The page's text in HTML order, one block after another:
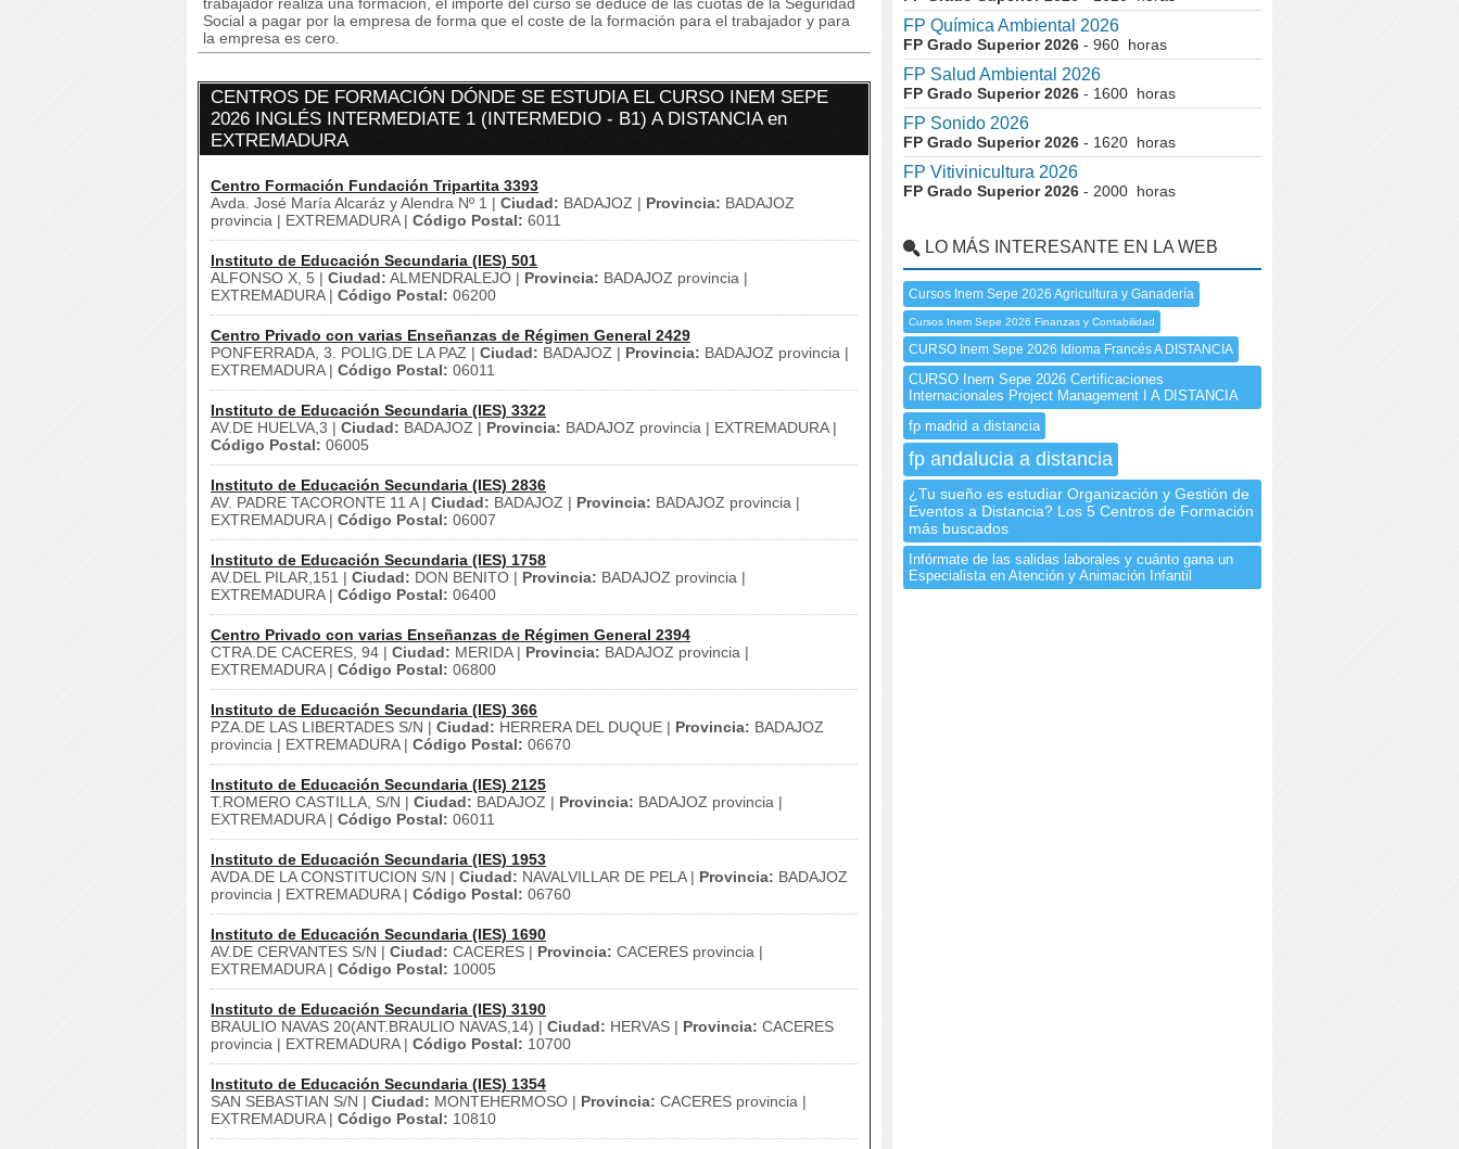
Social a pagar por la empresa de forma que el coste de la formación para el trabajador y para
la empresa es cero.
CENTROS DE FORMACIÓN DÓNDE SE ESTUDIA EL CURSO INEM SEPE
2026 INGLÉS INTERMEDIATE 1 (INTERMEDIO - B1) A DISTANCIA en
EXTREMADURA
Centro Formación Fundación Tripartita 3393
Avda. José María Alcaráz y Alendra Nº 1 | Ciudad: BADAJOZ | Provincia: BADAJOZ
provincia | EXTREMADURA | Código Postal: 6011
Instituto de Educación Secundaria (IES) 501
ALFONSO X, 5 | Ciudad: ALMENDRALEJO | Provincia: BADAJOZ provincia |
EXTREMADURA | Código Postal: 06200
Centro Privado con varias Enseñanzas de Régimen General 2429
PONFERRADA, 3. POLIG.DE LA PAZ | Ciudad: BADAJOZ | Provincia: BADAJOZ provincia |
EXTREMADURA | Código Postal: 06011
Instituto de Educación Secundaria (IES) 3322
AV.DE HUELVA,3 | Ciudad: BADAJOZ | Provincia: BADAJOZ provincia | EXTREMADURA |
Código Postal: 06005
Instituto de Educación Secundaria (IES) 2836
AV. PADRE TACORONTE 11 A | Ciudad: BADAJOZ | Provincia: BADAJOZ provincia |
EXTREMADURA | Código Postal: 06007
Instituto de Educación Secundaria (IES) 1758
AV.DEL PILAR,151 | Ciudad: DON BENITO | Provincia: BADAJOZ provincia |
EXTREMADURA | Código Postal: 06400
Centro Privado con varias Enseñanzas de Régimen General 2394
CTRA.DE CACERES, 94 | Ciudad: MERIDA | Provincia: BADAJOZ provincia |
EXTREMADURA | Código Postal: 06800
Instituto de Educación Secundaria (IES) 366
PZA.DE LAS LIBERTADES S/N | Ciudad: HERRERA DEL DUQUE | Provincia: BADAJOZ
provincia | EXTREMADURA | Código Postal: 06670
Instituto de Educación Secundaria (IES) 2125
T.ROMERO CASTILLA, S/N | Ciudad: BADAJOZ | Provincia: BADAJOZ provincia |
EXTREMADURA | Código Postal: 06011
Instituto de Educación Secundaria (IES) 1953
AVDA.DE LA CONSTITUCION S/N | Ciudad: NAVALVILLAR DE PELA | Provincia: BADAJOZ
provincia | EXTREMADURA | Código Postal: 06760
Instituto de Educación Secundaria (IES) 1690
AV.DE CERVANTES S/N | Ciudad: CACERES | Provincia: CACERES provincia |
EXTREMADURA | Código Postal: 10005
Instituto de Educación Secundaria (IES) 3190
BRAULIO NAVAS 20(ANT.BRAULIO NAVAS,14) | Ciudad: HERVAS | Provincia: CACERES
provincia | EXTREMADURA | Código Postal: 10700
Instituto de Educación Secundaria (IES) 1354
SAN SEBASTIAN S/N | Ciudad: MONTEHERMOSO | Provincia: CACERES provincia |
EXTREMADURA | Código Postal: 10810
FP Química Ambiental 2026
FP Grado Superior 2026 - 960 horas
FP Salud Ambiental 2026
FP Grado Superior 2026 - 1600 horas
FP Sonido 2026
FP Grado Superior 2026 - 1620 horas
FP Vitivinicultura 2026
FP Grado Superior 2026 - 2000 horas
LO MÁS INTERESANTE EN LA WEB
Cursos Inem Sepe 2026 Agricultura y Ganadería
Cursos Inem Sepe 2026 Finanzas y Contabilidad
CURSO Inem Sepe 2026 Idioma Francés A DISTANCIA
CURSO Inem Sepe 2026 Certificaciones
Internacionales Project Management I A DISTANCIA
fp madrid a distancia
fp andalucia a distancia
¿Tu sueño es estudiar Organización y Gestión de
Eventos a Distancia? Los 5 Centros de Formación
más buscados
Infórmate de las salidas laborales y cuánto gana un
Especialista en Atención y Animación Infantil